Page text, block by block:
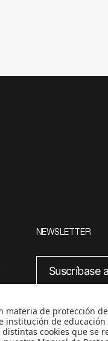
NEWSLETTER